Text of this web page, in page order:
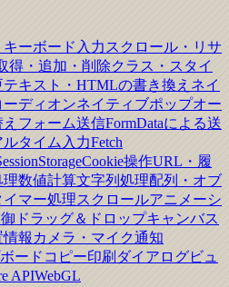
キーボード入力 スクロール・リサ
得・追加・削除クラス・スタイ
テキスト・HTMLの書き換え ネイ
ディオンネイティブポップオー
フォーム送信FormDataによる送
ルタイム入力Fetch
Cookie操作URL・履
理数値計算文字列処理配列・オブ
イマー処理スクロールアニメーシ
ドラッグ＆ドロップキャンバス
報 カメラ・マイク通知
ードコピー印刷ダイアログビュ
APIWebGL